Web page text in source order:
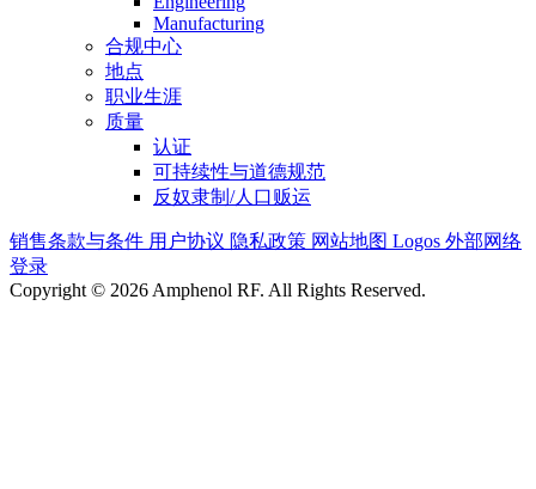
Manufacturing
合规中心
地点
职业生涯
质量
认证
可持续性与道德规范
反奴隶制/人口贩运
销售条款与条件 用户协议 隐私政策 网站地图 Logos 外部网络
登录
Copyright © 2026 Amphenol RF. All Rights Reserved.